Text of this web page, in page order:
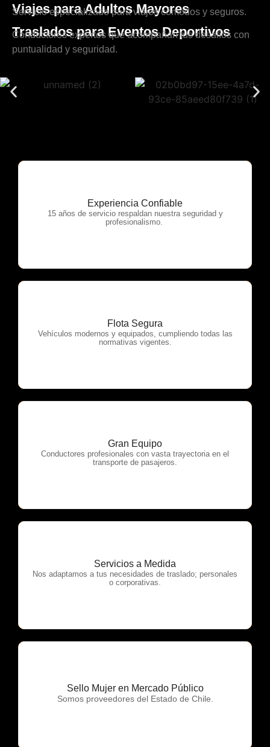
Viajes para Adultos Mayores
Servicio especializado para viajes cómodos y seguros.
Traslados para Eventos Deportivos
Conductores expertos que acompañan tus desafíos con
puntualidad y seguridad.
Experiencia Confiable
15 años de servicio respaldan nuestra seguridad y
profesionalismo.
OTP Servicios
Flota Segura
Vehículos modernos y equipados, cumpliendo todas las
normativas vigentes.
OTP Servicios
Gran Equipo
Conductores profesionales con vasta trayectoria en el
transporte de pasajeros.
OTP Servicios
Servicios a Medida
Nos adaptamos a tus necesidades de traslado; personales
o corporativas.
OTP Servicios
Sello Mujer en Mercado Público
Somos proveedores del Estado de Chile.
OTP Servicios